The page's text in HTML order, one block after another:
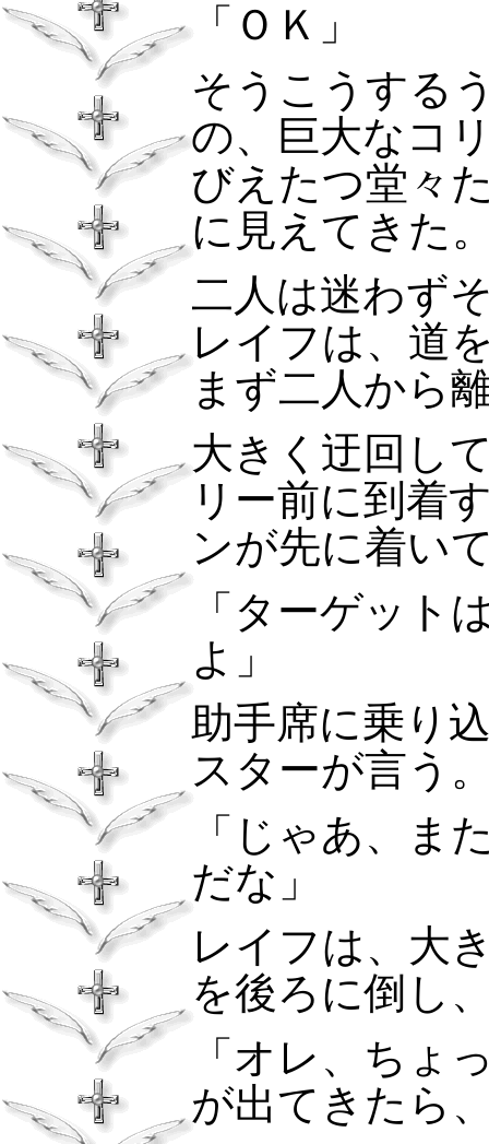
「ＯＫ」
そうこうする
の、巨大なコ
びえたつ堂々
に見えてきた
二人は迷わず
レイフは、道
まず二人から
大きく迂回し
リー前に到着
ンが先に着い
「ターゲット
よ」
助手席に乗り
スターが言う
「じゃあ、ま
だな」
レイフは、大
を後ろに倒し
「オレ、ちょ
が出てきたら